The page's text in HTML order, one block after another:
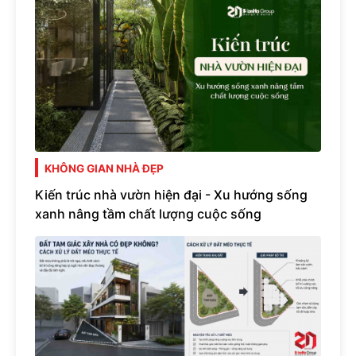
KHÔNG GIAN NHÀ ĐẸP
Kiến trúc nhà vườn hiện đại - Xu hướng sống
xanh nâng tầm chất lượng cuộc sống